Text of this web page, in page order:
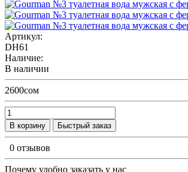
Артикул:
DH61
Наличие:
В наличии
2600сом
В корзину Быстрый заказ
0 отзывов
Почему удобно заказать у нас